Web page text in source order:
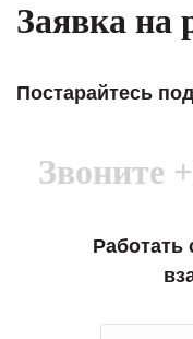
Заявка на
Постарайтесь
Звоните
Работать